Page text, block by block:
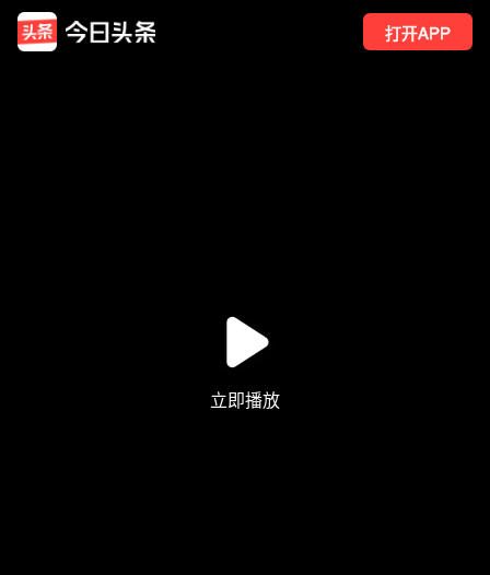
打开APP